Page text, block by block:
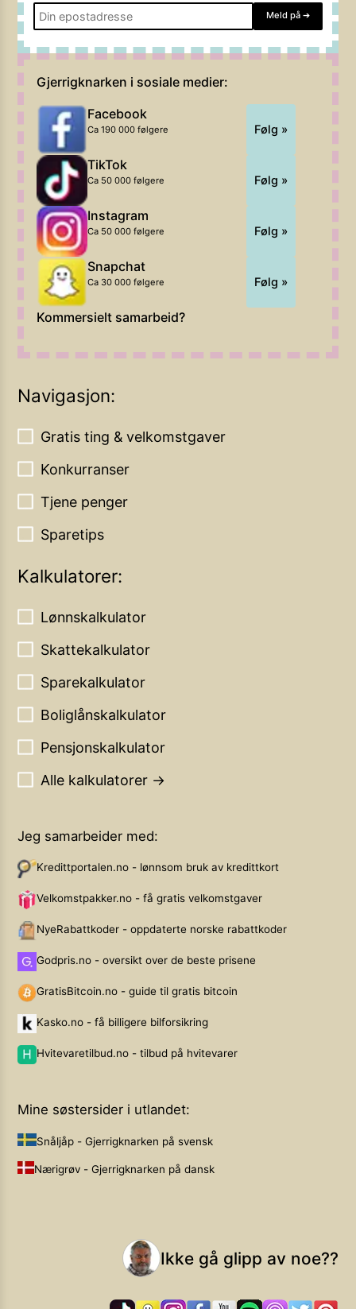
Meld på ➔
Gjerrigknarken i sosiale medier:
Facebook
Ca 190 000 følgere Følg »
TikTok
Ca 50 000 følgere Følg »
Instagram
Ca 50 000 følgere Følg »
Snapchat
Ca 30 000 følgere Følg »
Kommersielt samarbeid?
Navigasjon:
Gratis ting & velkomstgaver
Konkurranser
Tjene penger
Sparetips
Kalkulatorer:
Lønnskalkulator
Skattekalkulator
Sparekalkulator
Boliglånskalkulator
Pensjonskalkulator
Alle kalkulatorer →
Jeg samarbeider med:
Kredittportalen.no - lønnsom bruk av kredittkort
Velkomstpakker.no - få gratis velkomstgaver
NyeRabattkoder - oppdaterte norske rabattkoder
Godpris.no - oversikt over de beste prisene
GratisBitcoin.no - guide til gratis bitcoin
Kasko.no - få billigere bilforsikring
Hvitevaretilbud.no - tilbud på hvitevarer
Mine søstersider i utlandet:
Snåljåp - Gjerrigknarken på svensk
Nærigrøv - Gjerrigknarken på dansk
Ikke gå glipp av noe??